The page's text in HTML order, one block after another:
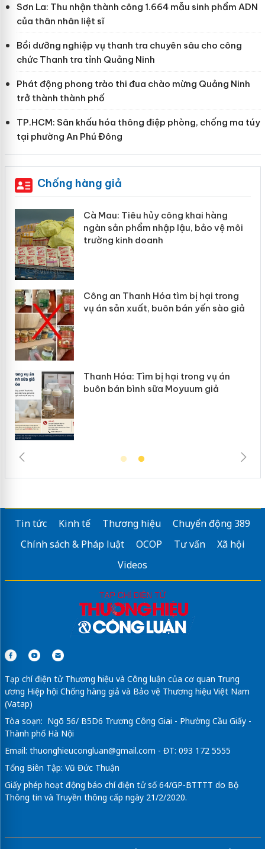
Sơn La: Thu nhận thành công 1.664 mẫu sinh phẩm ADN
của thân nhân liệt sĩ
Bồi dưỡng nghiệp vụ thanh tra chuyên sâu cho công
chức Thanh tra tỉnh Quảng Ninh
Phát động phong trào thi đua chào mừng Quảng Ninh
trở thành thành phố
TP.HCM: Sân khấu hóa thông điệp phòng, chống ma túy
tại phường An Phú Đông
Chống hàng giả
Cà Mau: Tiêu hủy công khai hàng
ngàn sản phẩm nhập lậu, bảo vệ môi
trường kinh doanh
Công an Thanh Hóa tìm bị hại trong
vụ án sản xuất, buôn bán yến sào giả
Thanh Hóa: Tìm bị hại trong vụ án
buôn bán bình sữa Moyuum giả
Tin tức Kinh tế Thương hiệu
Chuyển động 389
Chính sách & Pháp luật
OCOP Tư vấn
Xã hội
Videos
Tạp chí điện tử Thương hiệu và Công luận của cơ quan Trung
ương Hiệp hội Chống hàng giả và Bảo vệ Thương hiệu Việt Nam
(Vatap)
Tòa soạn: Ngõ 56/ B5D6 Trương Công Giai - Phường Cầu Giấy -
Thành phố Hà Nội
Email: thuonghieucongluan@gmail.com - ĐT: 093 172 5555
Tổng Biên Tập: Vũ Đức Thuận
Giấy phép hoạt động báo chí điện tử số 64/GP-BTTTT do Bộ
Thông tin và Truyền thông cấp ngày 21/2/2020.